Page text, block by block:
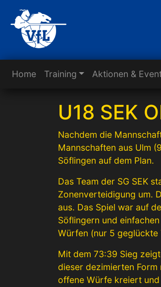
Home Training Aktionen &
U18 SEK
Nachdem die
Mannschaften aus Ulm
Söflingen auf dem Plan.
Das Team der SG SEK
Zonenverteidigung um.
aus. Das Spiel war auf
Söflingern und
Würfen (nur 5 geglückte
Mit dem 73:39 Sieg
dieser dezimierten Form
offene Würfe kreiert und